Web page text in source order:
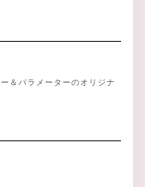
＆パラメーターのオリジナ